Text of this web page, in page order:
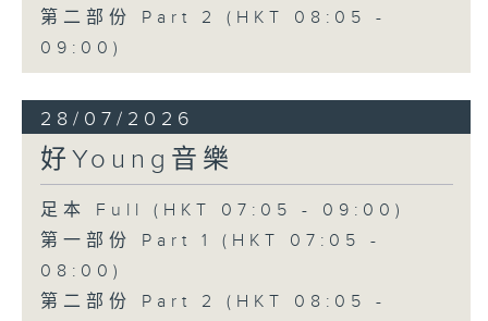
第二部份 Part 2 (HKT 08:05 -
09:00)
28/07/2026
好Young音樂
足本 Full (HKT 07:05 - 09:00)
第一部份 Part 1 (HKT 07:05 -
08:00)
第二部份 Part 2 (HKT 08:05 -